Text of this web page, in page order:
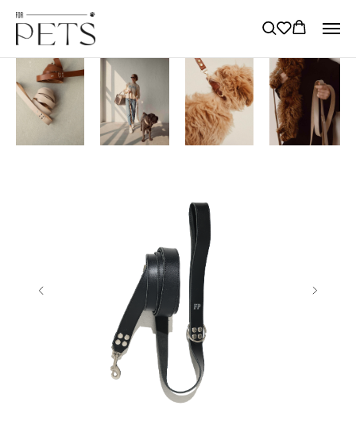
Главная Поводки для собак Поводок Mono Черный